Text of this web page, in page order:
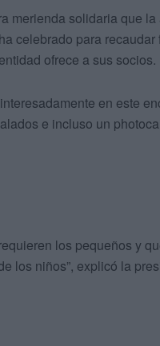
merienda solidaria que
celebrado para
ofrece a sus socios.
en este
e incluso un
los pequeños y
los niños”, explicó la